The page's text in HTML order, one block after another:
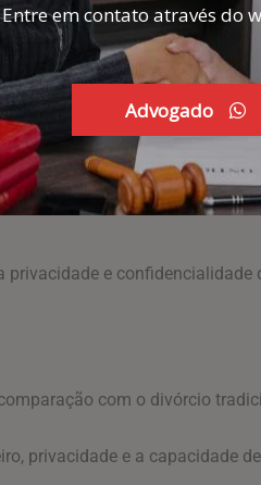
Enquanto o divórcio
geralmente apresenta um
breve. Enquanto o
da complexidade
audiências em
e confidencialidade
com o divórcio
privacidade e a capacidade
Advogado
Entre em contato através do